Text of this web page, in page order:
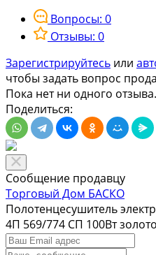
Вопросы: 0
Отзывы: 0
Зарегистрируйтесь или
чтобы задать вопрос
Пока нет ни одного отзыва.
Поделиться:
Сообщение продавцу
Торговый Дом БАСКО
Полотенцесушитель
4П 569/774 СП 100Вт